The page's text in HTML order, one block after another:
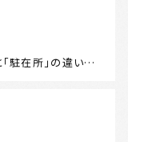
「駐在所」の違い…